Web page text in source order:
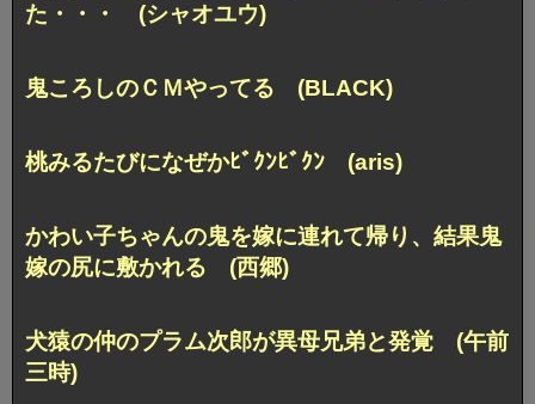
た・・・ (シャオユウ)
鬼ころしのＣＭやってる (BLACK)
桃みるたびになぜかﾋﾞｸﾝﾋﾞｸﾝ (aris)
かわい子ちゃんの鬼を嫁に連れて帰り、 結果鬼
嫁の尻に敷かれる (西郷)
犬猿の仲のプラム次郎が異母兄弟と発覚 (午前
三時)